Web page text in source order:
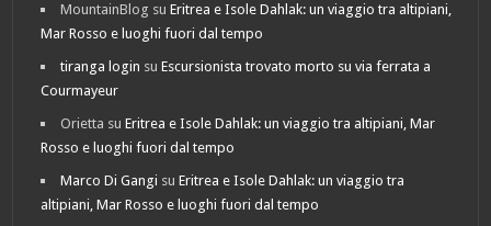
MountainBlog suEritrea e Isole Dahlak: un viaggio tra altipiani,
Mar Rosso e luoghi fuori dal tempo
tiranga login suEscursionista trovato morto su via ferrata a
Courmayeur
Orietta suEritrea e Isole Dahlak: un viaggio tra altipiani, Mar
Rosso e luoghi fuori dal tempo
Marco Di Gangi suEritrea e Isole Dahlak: un viaggio tra
altipiani, Mar Rosso e luoghi fuori dal tempo